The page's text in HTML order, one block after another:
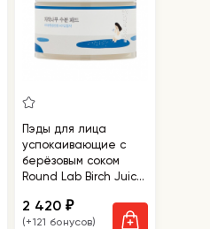
Пэды для лица
успокаивающие с
берёзовым соком
Round Lab Birch Juice
2 420₽
(+121 бонусов)